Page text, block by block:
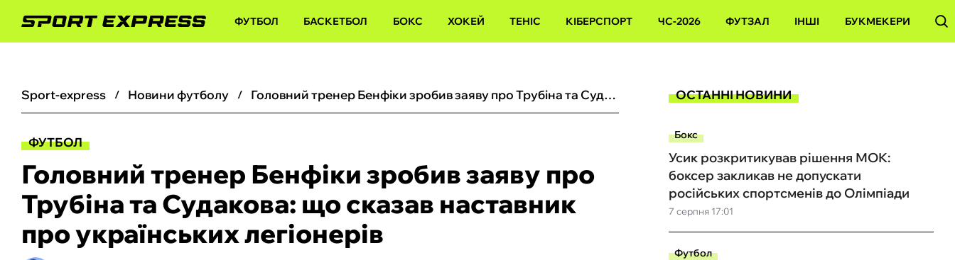
ФУТБОЛ БАСКЕТБОЛ БОКС ХОКЕЙ ТЕНІС КІБЕРСПОРТ ЧС-2026 ФУТЗАЛ ІНШІ БУКМЕКЕРИ
sport-express новини футболу Головний тренер Бенфіки зробив заяву про Трубіна та Судакова: що сказав наставник про українських легіонерів
ФУТБОЛ
Головний тренер Бенфіки зробив заяву про
Трубіна та Судакова: що сказав наставник
про українських легіонерів
ОСТАННІ НОВИНИ
Бокс
7 серпня 17:01
Усик розкритикував рішення МОК:
боксер закликав не допускати
російських спортсменів до Олімпіади
Футбол